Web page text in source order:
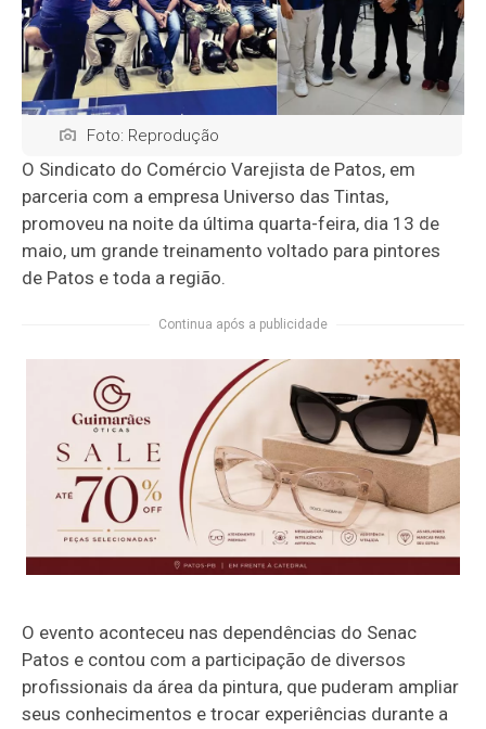
Foto: Reprodução
O Sindicato do Comércio Varejista de Patos, em
parceria com a empresa Universo das Tintas,
promoveu na noite da última quarta-feira, dia 13 de
maio, um grande treinamento voltado para pintores
de Patos e toda a região.
Continua após a publicidade
O evento aconteceu nas dependências do Senac
Patos e contou com a participação de diversos
profissionais da área da pintura, que puderam ampliar
seus conhecimentos e trocar experiências durante a